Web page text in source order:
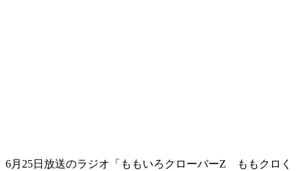
6月25日放送のラジオ「ももいろクローバーZ ももクロく